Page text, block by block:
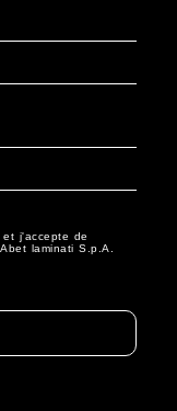
et j'accepte de
laminati S.p.A.